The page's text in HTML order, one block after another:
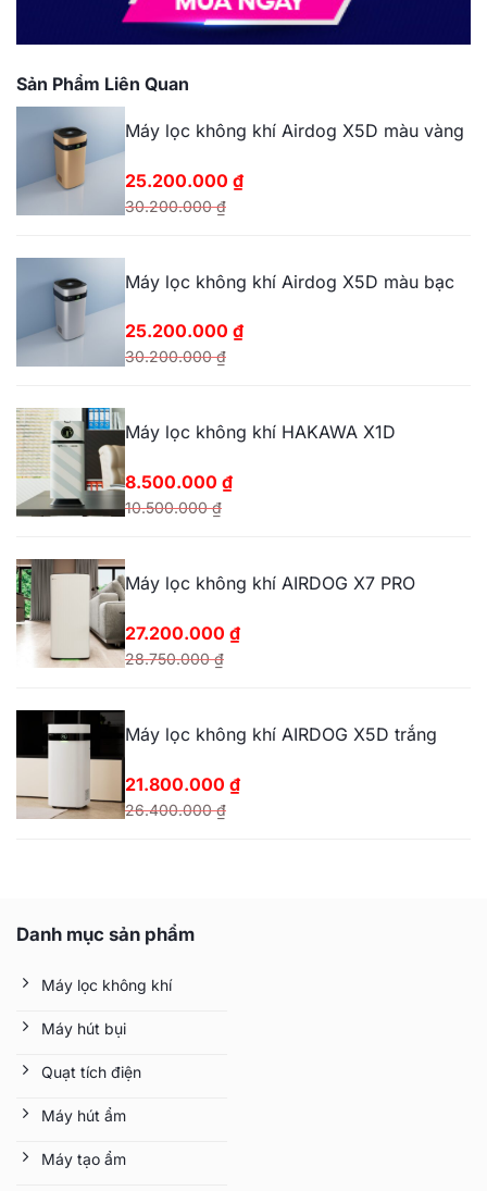
Sản Phẩm Liên Quan
Máy lọc không khí Airdog X5D màu vàng
30.200.000₫
gốc
là:
25.200.000 ₫
hiện
tại
25.200.000 ₫.
Máy lọc không khí Airdog X5D màu bạc
30.200.000₫
gốc
là:
25.200.000 ₫
hiện
tại
25.200.000 ₫.
Máy lọc không khí HAKAWA X1D
10.500.000₫
gốc
là:
10.500.000 ₫.
8.500.000 ₫
hiện
tại
là:
8.500.000 ₫.
Máy lọc không khí AIRDOG X7 PRO
28.750.000₫
gốc
là:
28.750.000 ₫.
27.200.000 ₫
hiện
tại
là:
27.200.000 ₫.
Máy lọc không khí AIRDOG X5D trắng
26.400.000₫
21.800.000 ₫
21.800.000 ₫.
Danh mục sản phẩm
Máy lọc không khí
Máy hút bụi
Quạt tích điện
Máy hút ẩm
Máy tạo ẩm